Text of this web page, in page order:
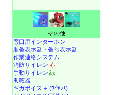
その他
窓口用インターホン
順番表示器・番号表示器
作業連絡システム
消防サイレン 赤
手動サイレン 緑
助聴器
ギガボイス＋ (ﾜｲﾔﾚｽ)